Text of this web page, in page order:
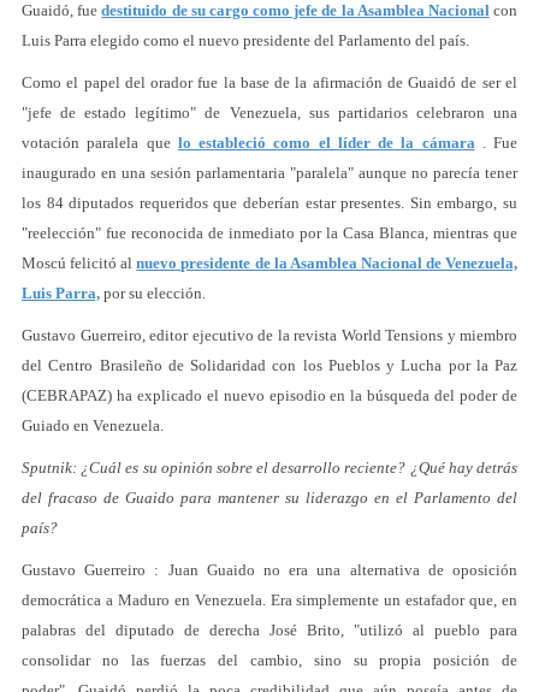
Guaidó, fuedestituido de su cargo como jefe de la Asamblea Nacionalcon
Luis Parra elegido como el nuevo presidente del Parlamento del país.
Como el papel del orador fue la base de la afirmación de Guaidó de ser el
"jefe de estado legítimo" de Venezuela, sus partidarios celebraron una
votación paralela que lo estableció como el líder de la cámara. Fue
inaugurado en una sesión parlamentaria "paralela" aunque no parecía tener
los 84 diputados requeridos que deberían estar presentes. Sin embargo, su
"reelección" fue reconocida de inmediato por la Casa Blanca, mientras que
Moscú felicitó alnuevo presidente de la Asamblea Nacional de Venezuela,
Luis Parra, por su elección.
Gustavo Guerreiro, editor ejecutivo de la revista World Tensions y miembro
del Centro Brasileño de Solidaridad con los Pueblos y Lucha por la Paz
(CEBRAPAZ) ha explicado el nuevo episodio en la búsqueda del poder de
Guiado en Venezuela.
Sputnik: ¿Cuál es su opinión sobre el desarrollo reciente? ¿Qué hay detrás
del fracaso de Guaido para mantener su liderazgo en el Parlamento del
país?
Gustavo Guerreiro : Juan Guaido no era una alternativa de oposición
democrática a Maduro en Venezuela. Era simplemente un estafador que, en
palabras del diputado de derecha José Brito, "utilizó al pueblo para
consolidar no las fuerzas del cambio, sino su propia posición de